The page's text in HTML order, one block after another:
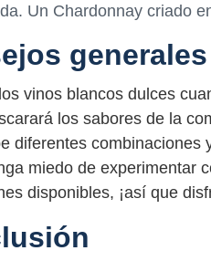
Un Chardonnay criado
generales
vinos blancos dulces
los sabores de la
diferentes combinaciones
miedo de experimentar
disponibles, ¡así que